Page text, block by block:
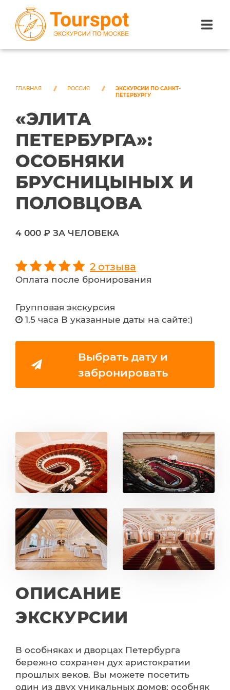
ЭКСКУРСИИ ПО МОСКВЕ
ЭКСКУРСИИ ПО СОЧИ
О НАС
ГЛАВНАЯ РОССИЯ
ЭКСКУРСИИ ПО САНКТ-
ПЕТЕРБУРГУ
«ЭЛИТА
ПЕТЕРБУРГА»:
ОСОБНЯКИ
БРУСНИЦЫНЫХ И
ПОЛОВЦОВА
4 000 ₽ ЗА ЧЕЛОВЕКА
2 отзыва
Оплата после бронирования
Групповая экскурсия
1.5 часа В указанные даты на сайте:)
Выбрать дату и
забронировать
ОПИСАНИЕ
ЭКСКУРСИИ
В особняках и дворцах Петербурга
бережно сохранен дух аристократии
прошлых веков. Вы можете посетить
один из двух уникальных домов: особняк